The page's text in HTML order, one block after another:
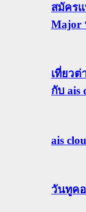
สมัคร
Major
เที่ยวต่
กับ ais
ais
วันทูคอ